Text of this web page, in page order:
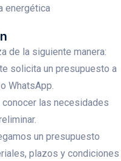
energética
de la siguiente manera:
solicita un presupuesto a
WhatsApp.
las necesidades
un presupuesto
plazos y condiciones